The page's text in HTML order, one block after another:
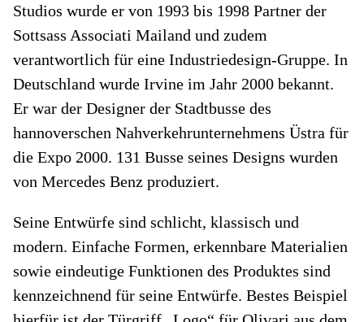
Studios wurde er von 1993 bis 1998 Partner der
Sottsass Associati Mailand und zudem
verantwortlich für eine Industriedesign-Gruppe. In
Deutschland wurde Irvine im Jahr 2000 bekannt.
Er war der Designer der Stadtbusse des
hannoverschen Nahverkehrunternehmens Üstra für
die Expo 2000. 131 Busse seines Designs wurden
von Mercedes Benz produziert.
Seine Entwürfe sind schlicht, klassisch und
modern. Einfache Formen, erkennbare Materialien
sowie eindeutige Funktionen des Produktes sind
kennzeichnend für seine Entwürfe. Bestes Beispiel